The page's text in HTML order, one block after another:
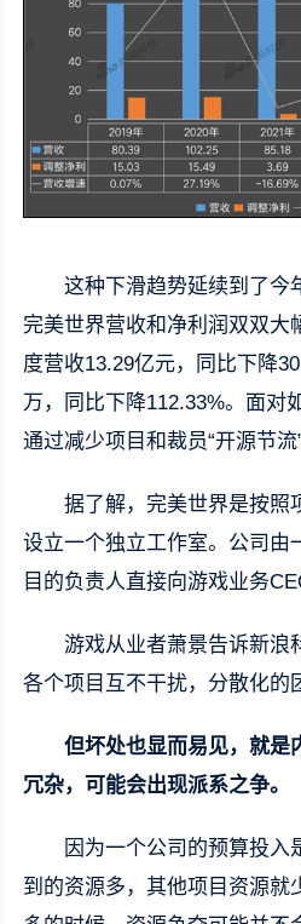
这种下滑趋势延续到了今
完美世界营收和净利润双双大
度营收13.29亿元，同比下降
万，同比下降112.33%。面对
通过减少项目和裁员“开源节流
据了解，完美世界是按照
设立一个独立工作室。公司由
目的负责人直接向游戏业务
游戏从业者萧景告诉新浪
各个项目互不干扰，分散化的
但坏处也显而易见，就是
冗杂，可能会出现派系之争。
因为一个公司的预算投入
到的资源多，其他项目资源就